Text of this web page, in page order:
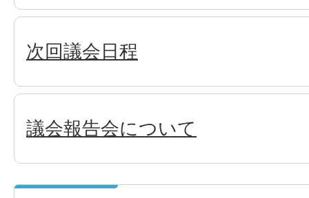
次回議会日程
議会報告会について